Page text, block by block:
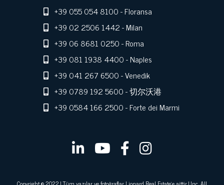
+39 055 054 8100- Floransa
+39 02 2506 1442- Milan
+39 06 8681 0250- Roma
+39 081 1938 4400- Naples
+39 041 267 6500- Venedik
+39 0789 192 5600- 切尔沃港
+39 0584 166 2500- Forte dei Marmi